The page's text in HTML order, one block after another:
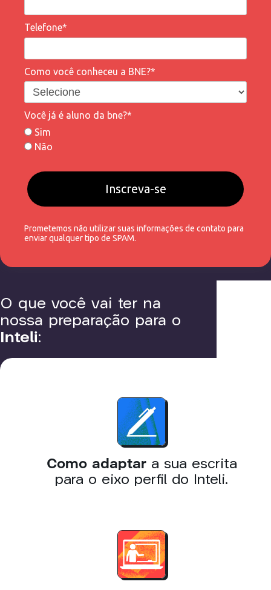
Telefone*
Como você conheceu a BNE?*
Você já é aluno da bne?*
Sim
Não
Inscreva-se
Prometemos não utilizar suas informações de contato para
enviar qualquer tipo de SPAM.
O que você vai ter na
nossa preparação para o
Inteli:
Como adaptara sua escrita
para o eixo perfil do Inteli.